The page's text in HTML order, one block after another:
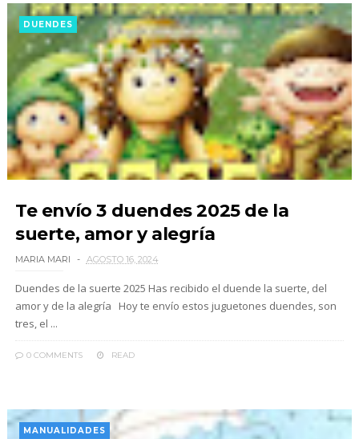
DUENDES
Te envío 3 duendes 2025 de la
suerte, amor y alegría
MARIA MARI AGOSTO 16, 2024
Duendes de la suerte 2025 Has recibido el duende la suerte, del
amor y de la alegría Hoy te envío estos juguetones duendes, son
tres, el ...
0 COMMENTS READ
MANUALIDADES